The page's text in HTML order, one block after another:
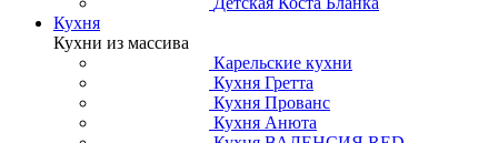
Кухня
Кухни из массива
Карельские кухни
Кухня Гретта
Кухня Прованс
Кухня Анюта